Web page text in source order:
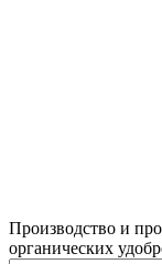
Производство и
органических